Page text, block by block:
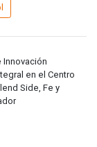
Innovación
en el Centro
Side, Fe y